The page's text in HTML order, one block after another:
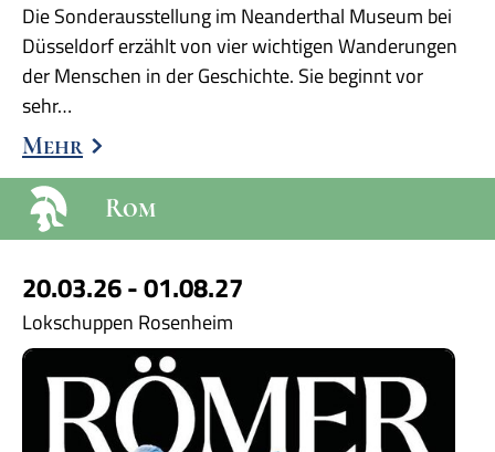
Die Sonderausstellung im Neanderthal Museum bei
Düsseldorf erzählt von vier wichtigen Wanderungen
der Menschen in der Geschichte. Sie beginnt vor
sehr…
Mehr
Rom
20.03.26 - 01.08.27
Lokschuppen Rosenheim